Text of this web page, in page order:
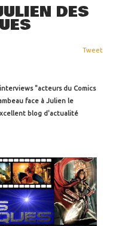
DES
Tweet
"acteurs du Comics
face à Julien le
blog d'actualité